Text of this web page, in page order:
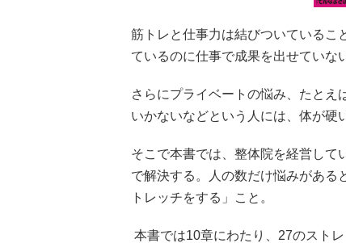
筋トレと仕事力は結びついているこ
ているのに仕事で成果を出せてい
さらにプライベートの悩み、たとえ
いかないなどという人には、体が硬
そこで本書では、整体院を経営して
で解決する。人の数だけ悩みがある
トレッチをする」こと。
本書では10章にわたり、27のスト